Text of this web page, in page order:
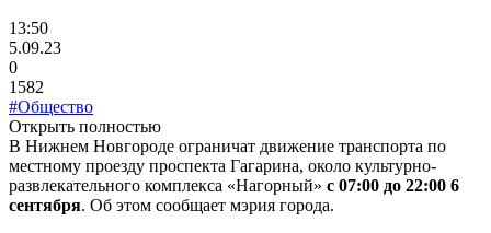
13:50
5.09.23
0
1582
#Общество
Открыть полностью
В Нижнем Новгороде ограничат движение транспорта по
местному проезду проспекта Гагарина, около культурно-
развлекательного комплекса «Нагорный» с 07:00 до 22:00 6
сентября. Об этом сообщает мэрия города.